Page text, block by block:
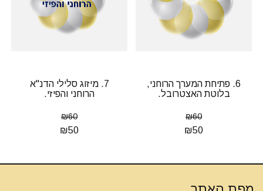
6. פתיחת המערך הרוחני,
בלוטת האצטרובל.
₪60
₪50
7. מיזוג סלילי הדנ"א
הרוחני והפיזי.
₪60
₪50